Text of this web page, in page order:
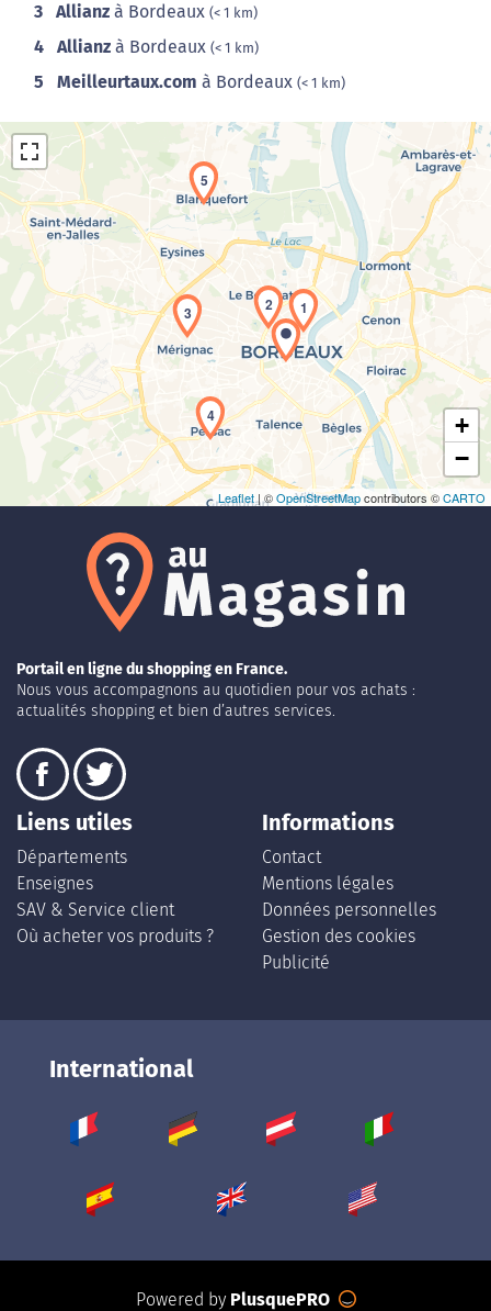
3 Allianz à Bordeaux (< 1 km)
4 Allianz à Bordeaux (< 1 km)
5 Meilleurtaux.com à Bordeaux (< 1 km)
Chargement de la carte en cours...
1
2
3
4
5
+
−
Leaflet| ©OpenStreetMapcontributors ©CARTO
Portail en ligne du shopping en France.
Nous vous accompagnons au quotidien pour vos achats :
actualités shopping et bien d’autres services.
Liens utiles
Départements
Enseignes
SAV & Service client
Où acheter vos produits ?
Informations
Contact
Mentions légales
Données personnelles
Gestion des cookies
Publicité
International
Powered by PlusquePRO